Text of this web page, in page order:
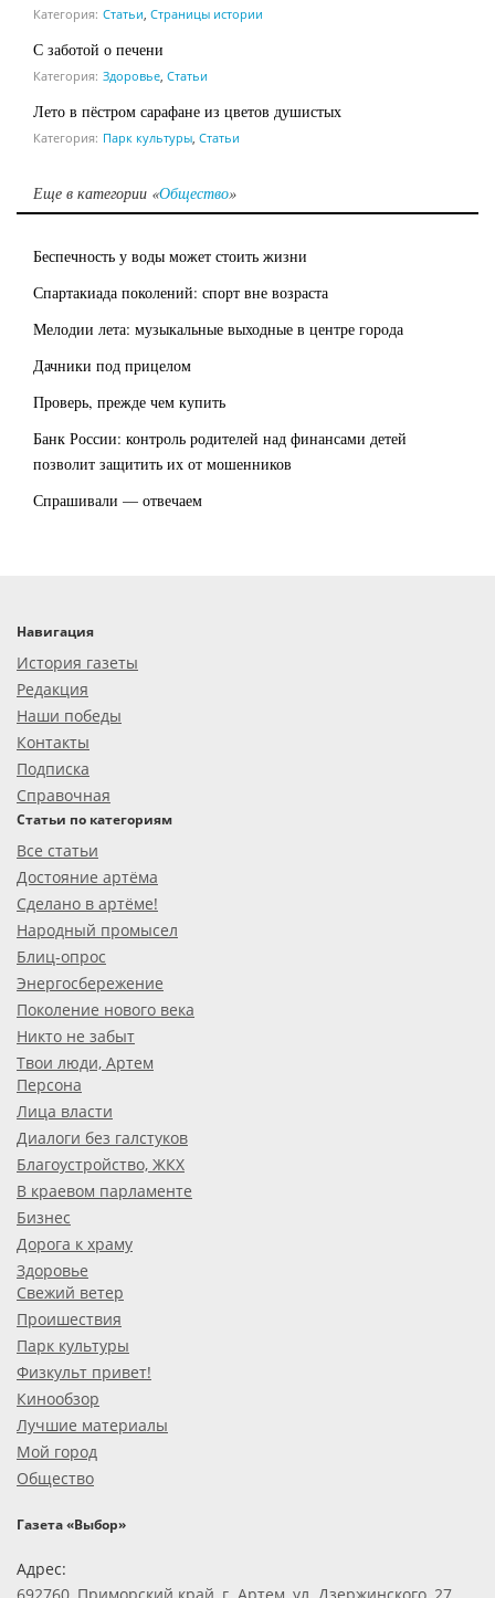
Категория: Статьи, Страницы истории
С заботой о печени
Категория: Здоровье, Статьи
Лето в пёстром сарафане из цветов душистых
Категория: Парк культуры, Статьи
Еще в категории «Общество»
Беспечность у воды может стоить жизни
Спартакиада поколений: спорт вне возраста
Мелодии лета: музыкальные выходные в центре города
Дачники под прицелом
Проверь, прежде чем купить
Банк России: контроль родителей над финансами детей
позволит защитить их от мошенников
Спрашивали — отвечаем
Навигация
История газеты
Редакция
Наши победы
Контакты
Подписка
Справочная
Статьи по категориям
Все статьи
Достояние артёма
Сделано в артёме!
Народный промысел
Блиц-опрос
Энергосбережение
Поколение нового века
Никто не забыт
Твои люди, Артем
Персона
Лица власти
Диалоги без галстуков
Благоустройство, ЖКХ
В краевом парламенте
Бизнес
Дорога к храму
Здоровье
Свежий ветер
Проишествия
Парк культуры
Физкульт привет!
Кинообзор
Лучшие материалы
Мой город
Общество
Газета «Выбор»
Адрес: